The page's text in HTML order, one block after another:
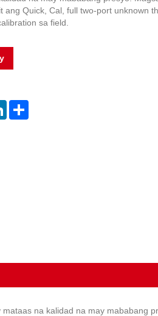
ang Quick, Cal, full two-port unknown
sa field.
LinkedInShare
na kalidad na may mababang